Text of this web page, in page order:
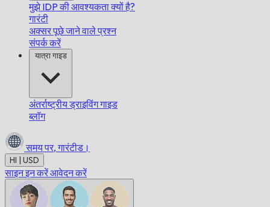
मुझे IDP की आवश्यकता क्यों है?
गारंटी
अक्सर पूछे जाने वाले प्रश्न
संपर्क करें
यात्रा गाइड
अंतर्राष्ट्रीय ड्राइविंग गाइड
ब्लॉग
समय पर, गारंटीड।
HI | USD
साइन इन करेंआवेदन करें